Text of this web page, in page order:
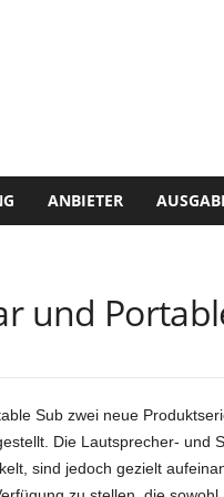
ANBIETER
und
Sub zwei neue
Die Lautsprecher- und
sind jedoch gezielt